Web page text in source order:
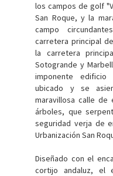
los campos de golf
San Roque, y la
campo
carretera principal
la carretera
Sotogrande y
imponente edificio
ubicado y se
maravillosa calle de
árboles, que
seguridad verja de
Urbanización San
Diseñado con el
cortijo andaluz, el